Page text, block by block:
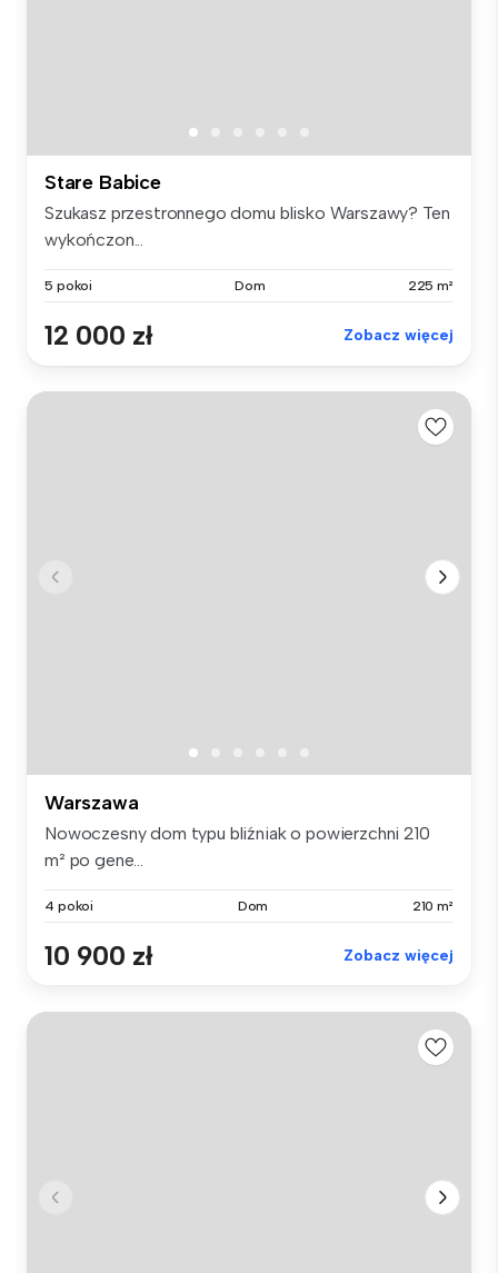
Stare Babice
Szukasz przestronnego domu blisko Warszawy? Ten
wykończon...
5 pokoi Dom 225 m²
12 000 zł Zobacz więcej
Warszawa
Nowoczesny dom typu bliźniak o powierzchni 210
m² po gene...
4 pokoi Dom 210 m²
10 900 zł Zobacz więcej